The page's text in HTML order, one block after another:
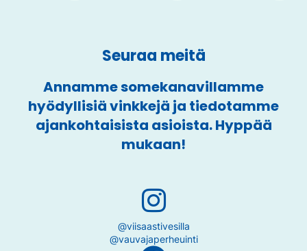
Seuraa meitä
Annamme somekanavillamme
hyödyllisiä vinkkejä ja tiedotamme
ajankohtaisista asioista. Hyppää
mukaan!
@viisaastivesilla
@vauvajaperheuinti